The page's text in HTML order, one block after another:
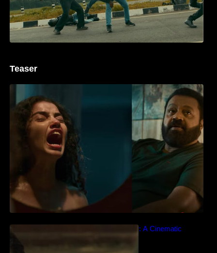
Teaser
‘ജെഎസ്‌കെ’ ടീസർ പുറത്ത്; വക്കീൽ
വേഷത്തിൽ നിറഞ്ഞാടി സുരേഷ് ഗോപി..
Idiyan Chandhu – Teaser: A Cinematic